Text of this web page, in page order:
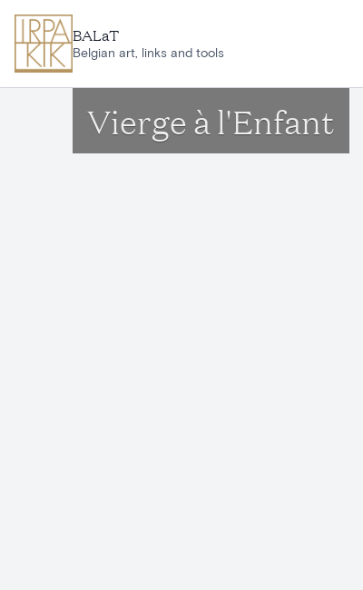
BALaT
Belgian art, links and tools
Vierge à l'Enfant